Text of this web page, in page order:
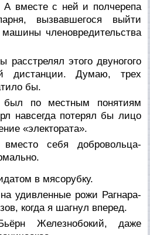
А вместе с ней и полчерепа
вызвавшегося выйти
членовредительства
этого двуногого
дистанции. Думаю, трех
бы.
был по местным понятиям
навсегда потерял бы лицо
«электората».
себя добровольца-
в мясорубку.
удивленные рожи Рагнара-
когда я шагнул вперед.
Железнобокий, даже